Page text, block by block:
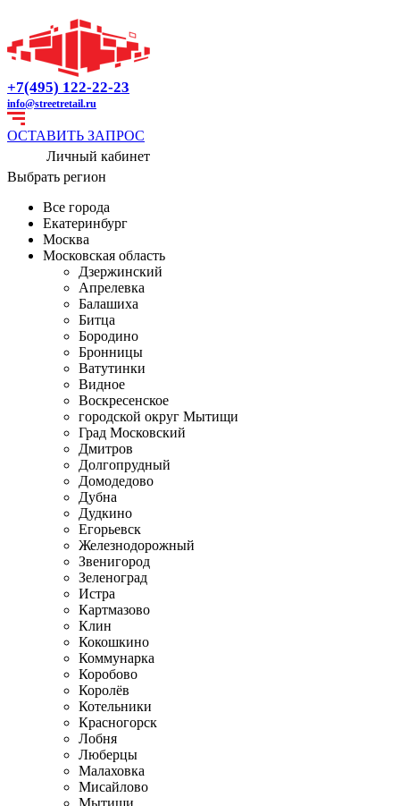
+7(495) 122-22-23
info@streetretail.ru
ОСТАВИТЬ ЗАПРОС
Личный кабинет
Выбрать регион
Все города
Екатеринбург
Москва
Московская область
Дзержинский
Апрелевка
Балашиха
Битца
Бородино
Бронницы
Ватутинки
Видное
Воскресенское
городской округ Мытищи
Град Московский
Дмитров
Долгопрудный
Домодедово
Дубна
Дудкино
Егорьевск
Железнодорожный
Звенигород
Зеленоград
Истра
Картмазово
Клин
Кокошкино
Коммунарка
Коробово
Королёв
Котельники
Красногорск
Лобня
Люберцы
Малаховка
Мисайлово
Мытищи